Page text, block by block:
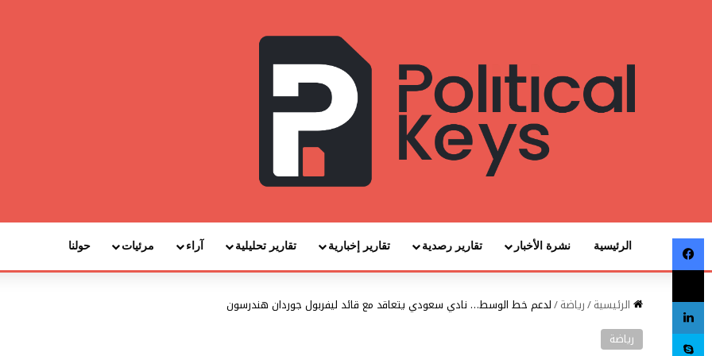
الرئيسية نشرة الأخبار تقارير رصدية تقارير إخبارية تقارير تحليلية آراء مرئيات حولنا
الرئيسية/رياضة/لدعم خط الوسط… نادي سعودي يتعاقد مع قائد ليفربول جوردان هندرسون
رياضة
فيسبوك
‫X
لينكدإن
سكايب